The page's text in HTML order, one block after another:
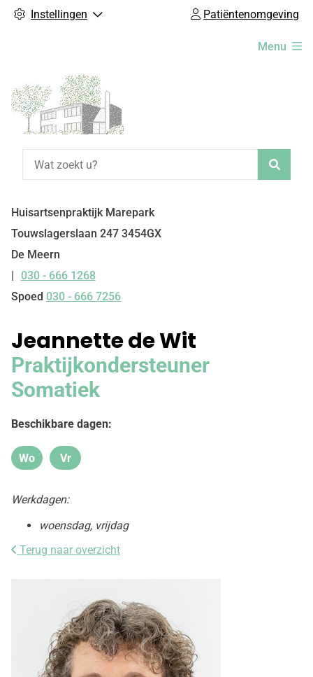
Instellingen Patiëntenomgeving
Menu
Huisartsenpraktijk Marepark
Touwslagerslaan 247 3454GX
De Meern
Tel:
030 - 666 1268
Spoed 030 - 666 7256
Jeannette de Wit
Praktijkondersteuner
Somatiek
Beschikbare dagen:
Woensdag
Wo Vrijdag
Vr
Werkdagen:
woensdag, vrijdag
Terug naar overzicht